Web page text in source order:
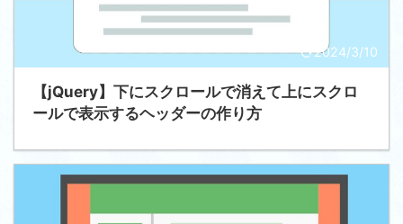
2024/3/10
【jQuery】下にスクロールで消えて上にスクロ
ールで表示するヘッダーの作り方